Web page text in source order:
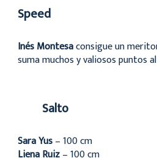
Speed
Inés Montesaconsigue un
suma muchos y valiosos puntos
Salto
Sara Yus– 100 cm
Liena Ruiz– 100 cm